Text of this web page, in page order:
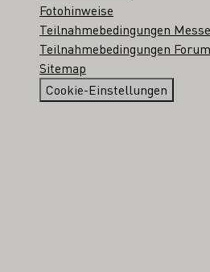
Fotohinweise
Teilnahmebedingungen
Teilnahmebedingungen
Sitemap
Cookie-Einstellungen